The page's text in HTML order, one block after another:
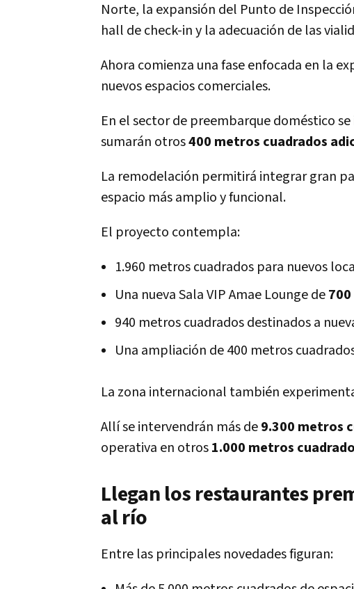
Norte, la expansión del Punto de
hall de check-in y la adecuación de las
Ahora comienza una fase enfocada en la
nuevos espacios comerciales.
En el sector de preembarque doméstico
sumarán otros400 metros cuadrados
La remodelación permitirá integrar gran
espacio más amplio y funcional.
El proyecto contempla:
1.960 metros cuadrados para nuevos
Una nueva Sala VIP Amae Lounge de
940 metros cuadrados destinados a
Una ampliación de 400 metros
La zona internacional también
Allí se intervendrán más de9.300 metros
operativa en otros1.000 metros
Llegan los restaurantes
al río
Entre las principales novedades figuran: